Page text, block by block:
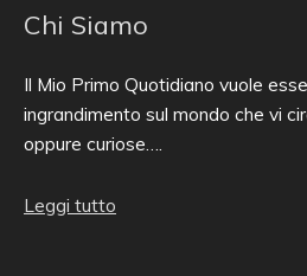
Chi Siamo
Il Mio Primo Quotidiano vuole
ingrandimento sul mondo che vi
oppure curiose….
Leggi tutto